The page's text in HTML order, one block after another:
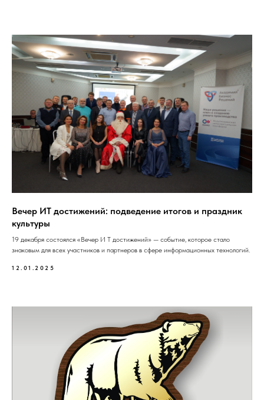
Вечер ИТ достижений: подведение итогов и праздник
культуры
19 декабря состоялся «Вечер И Т достижений» — событие, которое стало
знаковым для всех участников и партнеров в сфере информационных технологий.
12.01.2025